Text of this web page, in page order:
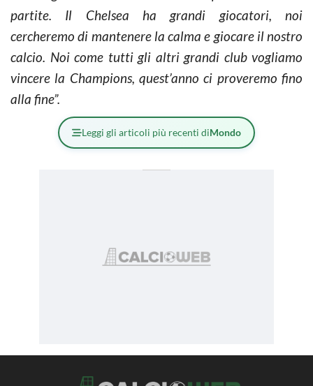
partite. Il Chelsea ha grandi giocatori, noi
cercheremo di mantenere la calma e giocare il nostro
calcio. Noi come tutti gli altri grandi club vogliamo
vincere la Champions, quest’anno ci proveremo fino
alla fine”.
Leggi gli articoli più recenti diMondo